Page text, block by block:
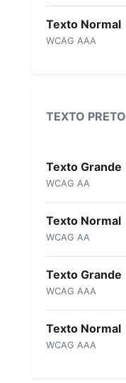
Texto Normal
WCAG AAA
TEXTO PRETO
Texto Grande
WCAG AA
Texto Normal
WCAG AA
Texto Grande
WCAG AAA
Texto Normal
WCAG AAA